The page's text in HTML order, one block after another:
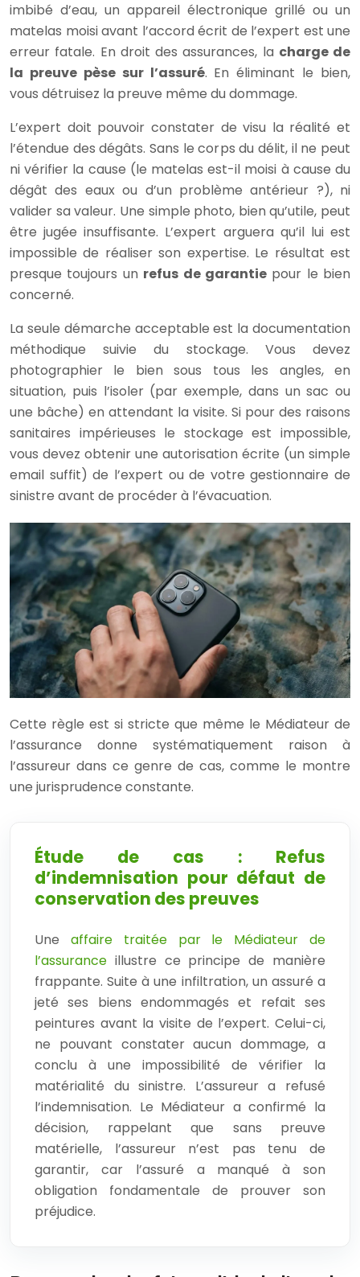
imbibé d’eau, un appareil électronique grillé ou un
matelas moisi avant l’accord écrit de l’expert est une
erreur fatale. En droit des assurances, la charge de
la preuve pèse sur l’assuré. En éliminant le bien,
vous détruisez la preuve même du dommage.
L’expert doit pouvoir constater de visu la réalité et
l’étendue des dégâts. Sans le corps du délit, il ne peut
ni vérifier la cause (le matelas est-il moisi à cause du
dégât des eaux ou d’un problème antérieur ?), ni
valider sa valeur. Une simple photo, bien qu’utile, peut
être jugée insuffisante. L’expert arguera qu’il lui est
impossible de réaliser son expertise. Le résultat est
presque toujours un refus de garantiepour le bien
concerné.
La seule démarche acceptable est la documentation
méthodique suivie du stockage. Vous devez
photographier le bien sous tous les angles, en
situation, puis l’isoler (par exemple, dans un sac ou
une bâche) en attendant la visite. Si pour des raisons
sanitaires impérieuses le stockage est impossible,
vous devez obtenir une autorisation écrite (un simple
email suffit) de l’expert ou de votre gestionnaire de
sinistre avant de procéder à l’évacuation.
Cette règle est si stricte que même le Médiateur de
l’assurance donne systématiquement raison à
l’assureur dans ce genre de cas, comme le montre
une jurisprudence constante.
Étude de cas : Refus
d’indemnisation pour défaut de
conservation des preuves
Une affaire traitée par le Médiateur de
l’assurance illustre ce principe de manière
frappante. Suite à une infiltration, un assuré a
jeté ses biens endommagés et refait ses
peintures avant la visite de l’expert. Celui-ci,
ne pouvant constater aucun dommage, a
conclu à une impossibilité de vérifier la
matérialité du sinistre. L’assureur a refusé
l’indemnisation. Le Médiateur a confirmé la
décision, rappelant que sans preuve
matérielle, l’assureur n’est pas tenu de
garantir, car l’assuré a manqué à son
obligation fondamentale de prouver son
préjudice.